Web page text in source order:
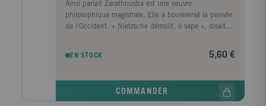
Ainsi parlait Zarathoustra est une oeuvre
philosophique magistrale. Elle a bouleversé la pensée
de l'Occident. « Nietzsche démolit, il sape », disait
montagne et revient parmi les hommes pour leur
comme tel, tout ce qui est subi. C'est le sens du
EN STOCK 5,60 €
COMMANDER